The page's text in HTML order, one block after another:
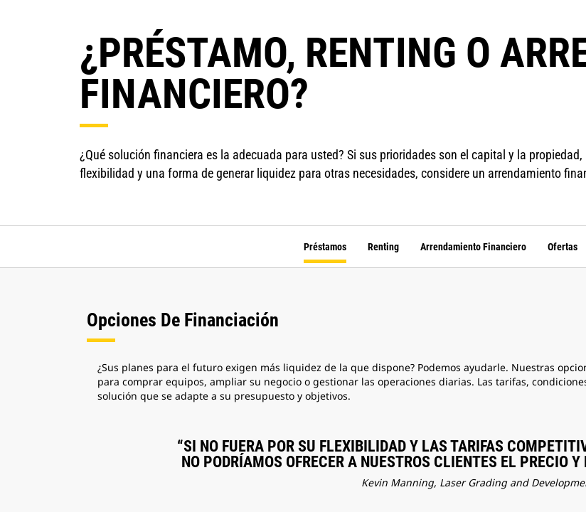
¿PRÉSTAMO, RENTING O
FINANCIERO?
¿Qué solución financiera es la adecuada para usted? Si sus prioridades son el capital y la
flexibilidad y una forma de generar liquidez para otras necesidades, considere un arrendamiento
Préstamos Renting Arrendamiento Financiero Ofertas
Opciones De Financiación
¿Sus planes para el futuro exigen más liquidez de la que dispone? Podemos ayudarle. Nuestras
para comprar equipos, ampliar su negocio o gestionar las operaciones diarias. Las tarifas,
solución que se adapte a su presupuesto y objetivos.
“SI NO FUERA POR SU FLEXIBILIDAD Y LAS TARIFAS
NO PODRÍAMOS OFRECER A NUESTROS CLIENTES EL PRECIO
Kevin Manning, Laser Grading and